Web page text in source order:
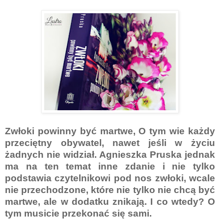
Zwłoki powinny być martwe, O tym wie każdy
przeciętny obywatel, nawet jeśli w życiu
żadnych nie widział. Agnieszka Pruska jednak
ma na ten temat inne zdanie i nie tylko
podstawia czytelnikowi pod nos zwłoki, wcale
nie przechodzone, które nie tylko nie chcą być
martwe, ale w dodatku znikają. I co wtedy? O
tym musicie przekonać się sami.